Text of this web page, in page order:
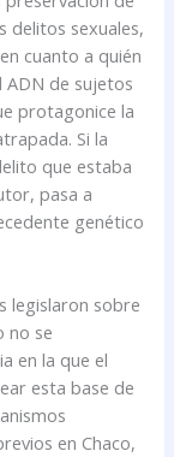
delitos sexuales,
cuanto a quién
ADN de sujetos
protagonice la
Si la
que estaba
pasa a
genético
legislaron sobre
no se
en la que el
esta base de
en Chaco,